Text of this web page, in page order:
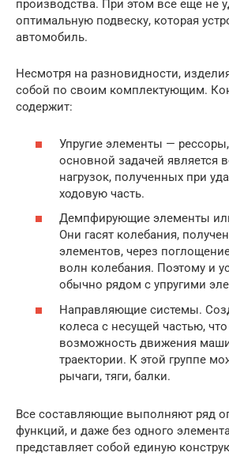
производства. При этом все еще не
оптимальную подвеску, которая
автомобиль.
Несмотря на разновидности,
собой по своим комплектующим.
содержит:
Упругие элементы —
основной задачей является
нагрузок, полученных при
ходовую часть.
Демпфирующие элементы
Они гасят колебания,
элементов, через
волн колебания. Поэтому и
обычно рядом с упругими
Направляющие системы.
колеса с несущей частью,
возможность движения
траектории. К этой группе
рычаги, тяги, балки.
Все составляющие выполняют ряд
функций, и даже без одного
представляет собой единую